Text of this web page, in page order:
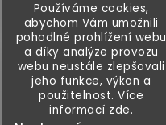
Používáme cookies,
abychom Vám umožnili
pohodlné prohlížení webu
a díky analýze provozu
webu neustále zlepšovali
jeho funkce, výkon a
použitelnost. Více
informací zde.